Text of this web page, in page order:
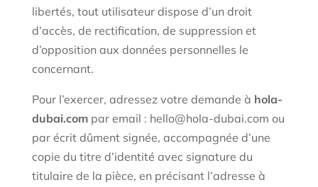
libertés, tout utilisateur dispose d’un droit
d’accès, de rectification, de suppression et
d’opposition aux données personnelles le
concernant.
Pour l’exercer, adressez votre demande à hola-
dubai.com par email : hello@hola-dubai.com ou
par écrit dûment signée, accompagnée d’une
copie du titre d’identité avec signature du
titulaire de la pièce, en précisant l’adresse à